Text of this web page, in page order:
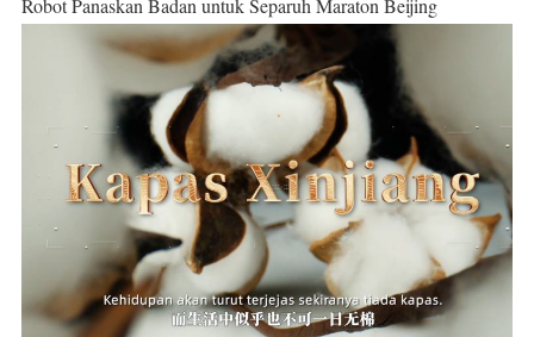
Robot Panaskan Badan untuk Separuh Maraton Beijing